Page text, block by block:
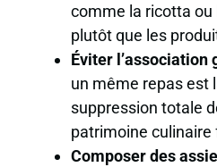
comme la ricotta ou
plutôt que les
Éviter l’association
un même repas est
suppression totale
patrimoine culinaire
Composer des